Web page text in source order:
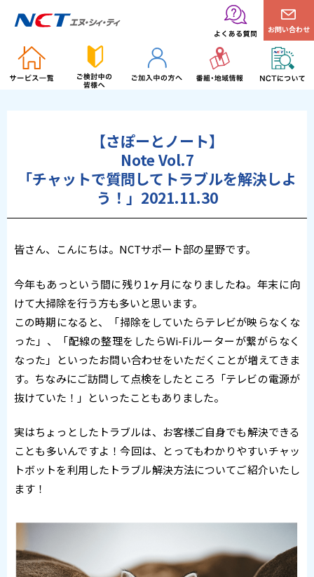
お問い合わせ
【さぽーとノート】
Note Vol.7
「チャットで質問してトラブルを解決しよ
う！」2021.11.30
皆さん、こんにちは。NCTサポート部の星野です。
今年もあっという間に残り1ヶ月になりましたね。年末に向
けて大掃除を行う方も多いと思います。
この時期になると、「掃除をしていたらテレビが映らなくな
った」、「配線の整理をしたらWi-Fiルーターが繋がらなく
なった」といったお問い合わせをいただくことが増えてきま
す。ちなみにご訪問して点検をしたところ「テレビの電源が
抜けていた！」といったこともありました。
実はちょっとしたトラブルは、お客様ご自身でも解決できる
ことも多いんですよ！今回は、とってもわかりやすいチャッ
トボットを利用したトラブル解決方法についてご紹介いたし
ます！